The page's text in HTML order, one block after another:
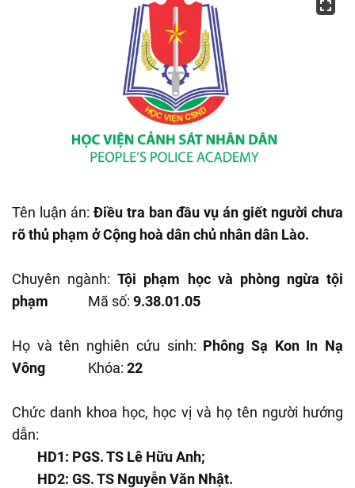
Tên luận án:Điều tra ban đầu vụ án giết người chưa
rõ thủ phạm ở Cộng hoà dân chủ nhân dân Lào.
Chuyên ngành:Tội phạm học và phòng ngừa tội
phạm
Mã số: 9.38.01.05
Họ và tên nghiên cứu sinh: Phông Sạ Kon In Nạ
Vông
Khóa: 22
Chức danh khoa học, học vị và họ tên người hướng
dẫn:
HD1: PGS. TS Lê Hữu Anh;
HD2: GS. TS Nguyễn Văn Nhật.